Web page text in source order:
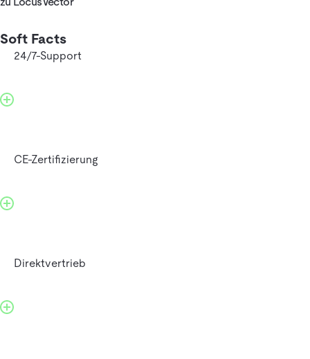
Soft Facts
24/7-Support
CE-Zertifizierung
Direktvertrieb